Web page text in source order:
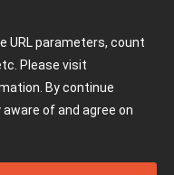
URL parameters, count
Please visit
By continue
of and agree on